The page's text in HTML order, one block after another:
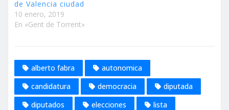
de Valencia ciudad
10 enero, 2019
En «Gent de Torrent»
alberto fabra
autonomica
candidatura
democracia
diputada
diputados
elecciones
lista